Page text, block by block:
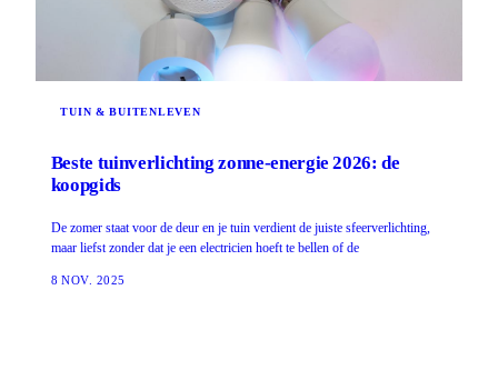
TUIN & BUITENLEVEN
Beste tuinverlichting zonne-energie 2026: de
koopgids
De zomer staat voor de deur en je tuin verdient de juiste sfeerverlichting,
maar liefst zonder dat je een electricien hoeft te bellen of de
8 NOV. 2025